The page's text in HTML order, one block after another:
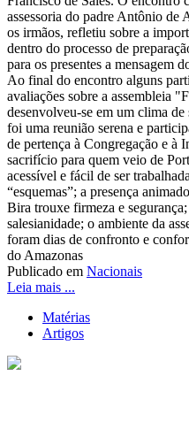
assessoria do padre Antônio de
os irmãos, refletiu sobre a
dentro do processo de
para os presentes a mensagem
Ao final do encontro alguns
avaliações sobre a assembleia
desenvolveu-se em um clima
foi uma reunião serena e
de pertença à Congregação e à
sacrifício para quem veio de
acessível e fácil de ser
“esquemas”; a presença
Bira trouxe firmeza e
salesianidade; o ambiente da
foram dias de confronto e
do Amazonas
Publicado em Nacionais
Leia mais ...
Matérias
Artigos